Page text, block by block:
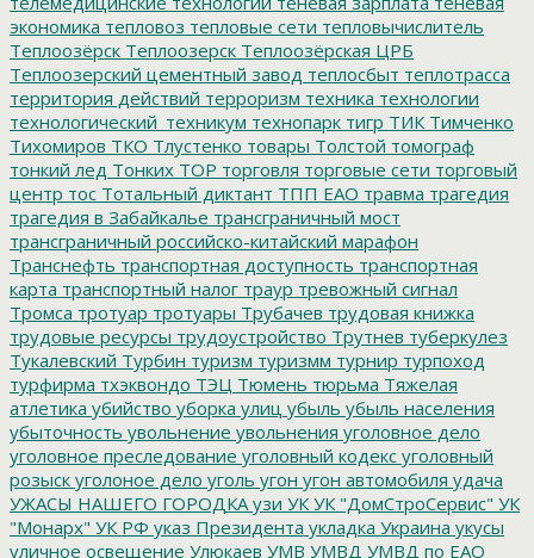
экономика тепловоз тепловые сети тепловычислитель
Теплоозёрск Теплоозерск Теплоозёрская ЦРБ
Теплоозерский цементный завод теплосбыт теплотрасса
территория действий терроризм техника технологии
технологический_техникум технопарк тигр ТИКТимченко
Тихомиров ТКО Тлустенко товары Толстой томограф
тонкий лед Тонких ТОР торговля торговые сети торговый
центр тос Тотальный диктант ТПП ЕАО травма трагедия
трагедия в Забайкалье трансграничный мост
трансграничный российско-китайский марафон
Транснефть транспортная доступность транспортная
карта транспортный налог траур тревожный сигнал
Тромса тротуар тротуары Трубачев трудовая книжка
трудовые ресурсы трудоустройство Трутнев туберкулез
Тукалевский Турбин туризм туризмм турнир турпоход
турфирма тхэквондо ТЭЦ Тюмень тюрьма Тяжелая
атлетика убийство уборка улиц убыль убыль населения
убыточность увольнение увольнения уголовное дело
уголовное преследование уголовный кодекс уголовный
розыск уголоное дело уголь угон угон автомобиля удача
УЖАСЫ НАШЕГО ГОРОДКАузи УКУК "ДомСтроСервис" УК
"Монарх" УК РФ указ Президента укладка Украина укусы
уличное освещение Улюкаев УМВ УМВД УМВД по ЕАО